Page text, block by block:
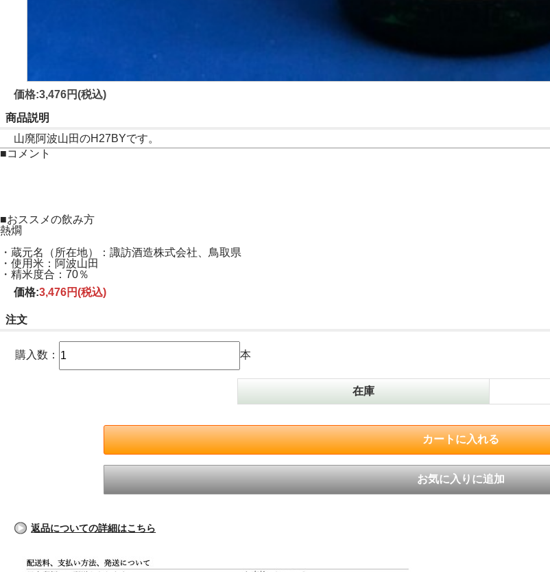
価格:3,476円(税込)
商品説明
山廃阿波山田のH27BYです。
■コメント
■おススメの飲み方
熱燗
・蔵元名（所在地）：諏訪酒造株式会社、鳥取県
・使用米：阿波山田
・精米度合：70％
価格:3,476円(税込)
注文
購入数： 本
在庫
返品についての詳細はこちら